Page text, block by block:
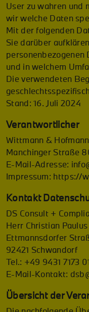
User zu wahren und
wir welche Daten
Mit der folgenden
Sie darüber
personenbezogenen
und in welchem
Die verwendeten
Stand: 16. Juli 2024
Verantwortlicher
Wittmann &
Manchinger Straße
E-Mail-Adresse:
Impressum: https://
Kontakt
DS Consult +
Herr Christian Paulus
Ettmannsdorfer
92421 Schwandorf
Tel.: +49 9431 7173
E-Mail-Kontakt:
Übersicht der